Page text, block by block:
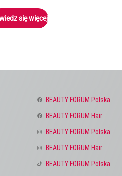
się więcej
BEAUTY FORUM Polska
BEAUTY FORUM Hair
BEAUTY FORUM Polska
BEAUTY FORUM Hair
BEAUTY FORUM Polska